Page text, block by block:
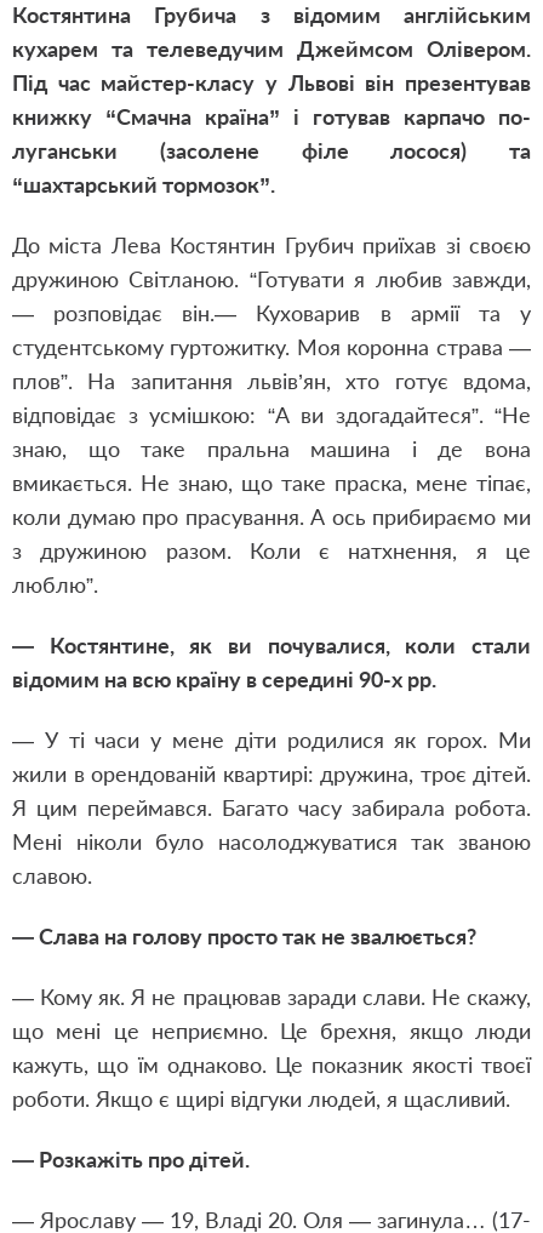
Костянтина Грубича з відомим англійським
кухарем та телеведучим Джеймсом Олівером.
Під час майстер-класу у Львові він презентував
книжку “Смачна країна” і готував карпачо по-
луганськи (засолене філе лосося) та
“шахтарський тормозок”.
До міста Лева Костянтин Грубич приїхав зі своєю
дружиною Світланою. “Готувати я любив завжди,
— розповідає він.— Куховарив в армії та у
студентському гуртожитку. Моя коронна страва —
плов”. На запитання львів’ян, хто готує вдома,
відповідає з усмішкою: “А ви здогадайтеся”. “Не
знаю, що таке пральна машина і де вона
вмикається. Не знаю, що таке праска, мене тіпає,
коли думаю про прасування. А ось прибираємо ми
з дружиною разом. Коли є натхнення, я це
люблю”.
— Костянтине, як ви почувалися, коли стали
відомим на всю країну в середині 90-х рр.
— У ті часи у мене діти родилися як горох. Ми
жили в орендованій квартирі: дружина, троє дітей.
Я цим переймався. Багато часу забирала робота.
Мені ніколи було насолоджуватися так званою
славою.
— Слава на голову просто так не звалюється?
— Кому як. Я не працював заради слави. Не скажу,
що мені це неприємно. Це брехня, якщо люди
кажуть, що їм однаково. Це показник якості твоєї
роботи. Якщо є щирі відгуки людей, я щасливий.
— Розкажіть про дітей.
— Ярославу — 19, Владі 20. Оля — загинула… (17-